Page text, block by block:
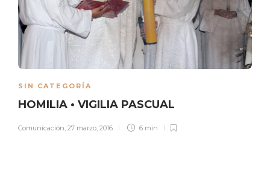
SIN CATEGORÍA
HOMILIA • VIGILIA PASCUAL
Comunicación 27 marzo, 2016 6 min